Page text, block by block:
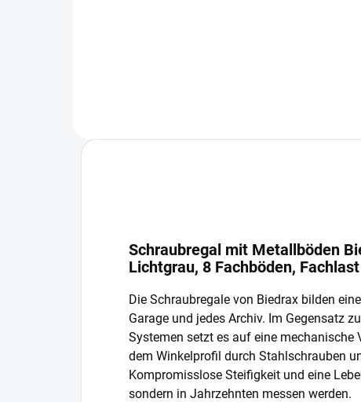
Schraubregal mit Metallböden
Lichtgrau, 8 Fachböden,
Die Schraubregale von Biedrax bilden
Garage und jedes Archiv. Im Gegensatz
Systemen setzt es auf eine mechanische
dem Winkelprofil durch Stahlschrauben
Kompromisslose Steifigkeit und eine
sondern in Jahrzehnten messen werden.